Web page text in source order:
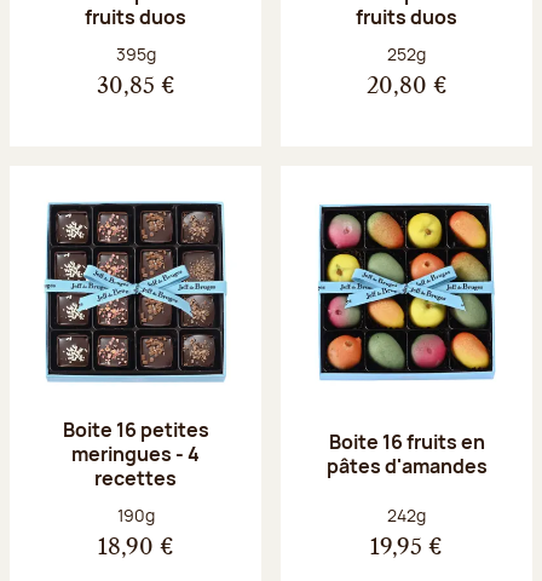
fruits duos
Poids net :
395g
30,85 €
fruits duos
Poids net :
252g
20,80 €
Boite 16 petites
meringues - 4
recettes
Poids net :
190g
18,90 €
Boite 16 fruits en
pâtes d'amandes
Poids net :
242g
19,95 €